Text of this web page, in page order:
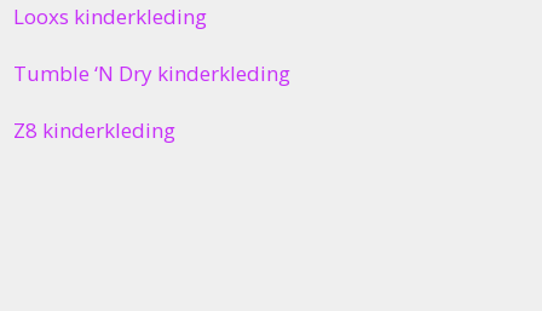
Looxs kinderkleding
Tumble ‘N Dry kinderkleding
Z8 kinderkleding